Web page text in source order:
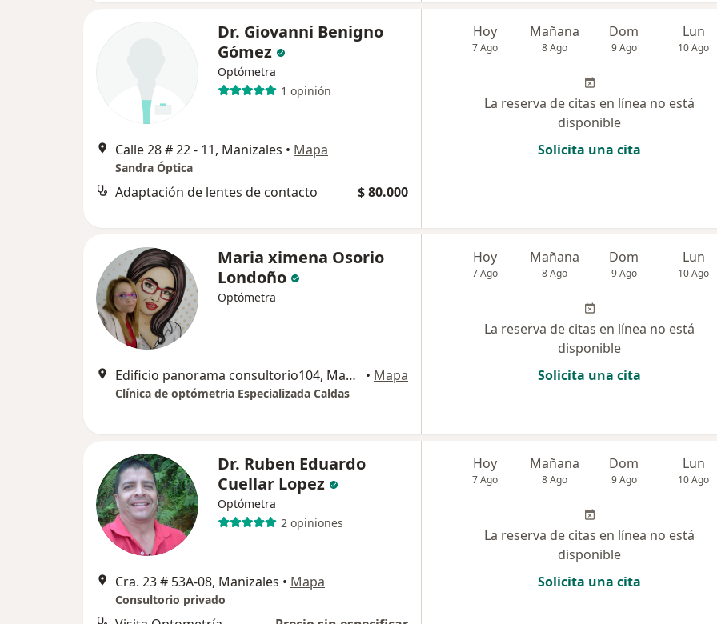
Dr. Giovanni Benigno
Gómez
Optómetra
1 opinión
Calle 28 # 22 - 11, Manizales • Mapa
Sandra Óptica
Adaptación de lentes de contacto $ 80.000
Hoy
7 Ago
Mañana
8 Ago
Dom
9 Ago
Lun
10 Ago
La reserva de citas en línea no está
disponible
Solicita una cita
Maria ximena Osorio
Londoño
Optómetra
Edificio panorama consultorio104, Manizales • Mapa
Clínica de optómetria Especializada Caldas
Hoy
7 Ago
Mañana
8 Ago
Dom
9 Ago
Lun
10 Ago
La reserva de citas en línea no está
disponible
Solicita una cita
Dr. Ruben Eduardo
Cuellar Lopez
Optómetra
2 opiniones
Cra. 23 # 53A-08, Manizales • Mapa
Consultorio privado
Hoy
7 Ago
Mañana
8 Ago
Dom
9 Ago
Lun
10 Ago
La reserva de citas en línea no está
disponible
Solicita una cita